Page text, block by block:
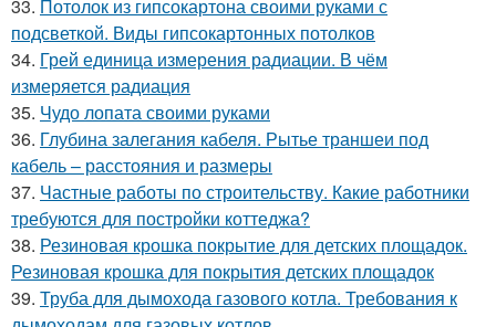
33. Потолок из гипсокартона своими руками с
подсветкой. Виды гипсокартонных потолков
34. Грей единица измерения радиации. В чём
измеряется радиация
35. Чудо лопата своими руками
36. Глубина залегания кабеля. Рытье траншеи под
кабель – расстояния и размеры
37. Частные работы по строительству. Какие работники
требуются для постройки коттеджа?
38. Резиновая крошка покрытие для детских площадок.
Резиновая крошка для покрытия детских площадок
39. Труба для дымохода газового котла. Требования к